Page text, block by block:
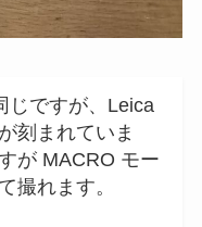
じですが、Leica
刻まれていま
が MACRO モー
撮れます。